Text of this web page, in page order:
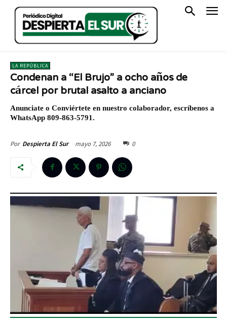
LA REPÚBLICA
Condenan a “El Brujo” a ocho años de
cárcel por brutal asalto a anciano
Anunciate o Conviértete en nuestro colaborador, escríbenos a
WhatsApp 809-863-5791.
Por Despierta El Sur mayo 7, 2026 0